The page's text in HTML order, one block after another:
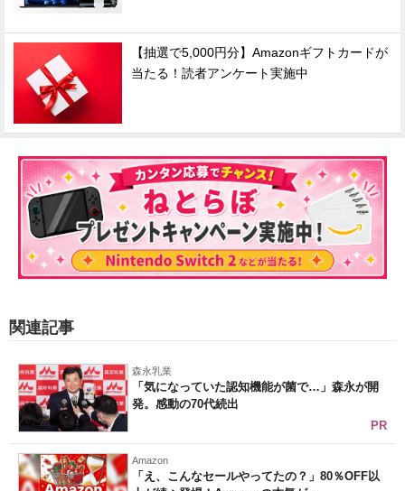
【抽選で5,000円分】Amazonギフトカードが
当たる！読者アンケート実施中
関連記事
森永乳業
「気になっていた認知機能が菌で…」森永が開
発。感動の70代続出
PR
Amazon
「え、こんなセールやってたの？」80％OFF以